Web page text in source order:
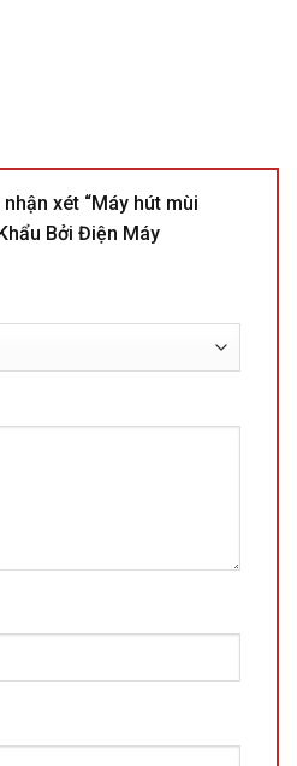
xét “Máy hút mùi
Bởi Điện Máy